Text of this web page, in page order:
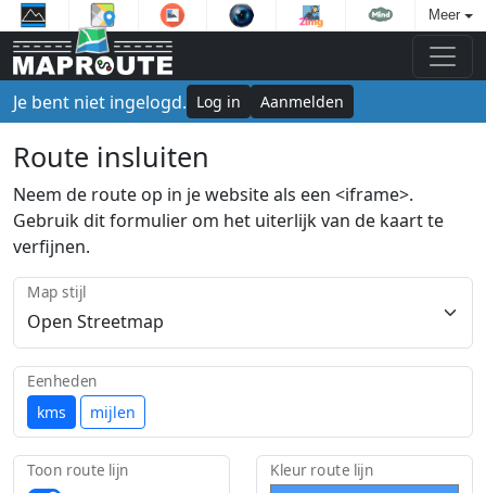
Meer
Je bent niet ingelogd. Log in Aanmelden
Route insluiten
Neem de route op in je website als een <iframe>.
Gebruik dit formulier om het uiterlijk van de kaart te
verfijnen.
Map stijl
kms mijlen
Eenheden
Toon route lijn Kleur route lijn